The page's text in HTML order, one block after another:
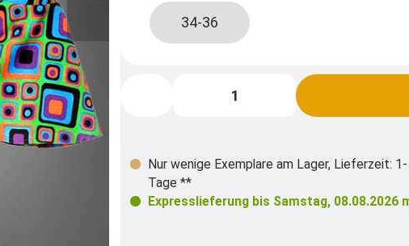
34-36
Nur wenige Exemplare am Lager, Lieferzeit: 1-
Tage **
Expresslieferung bis Samstag, 08.08.2026